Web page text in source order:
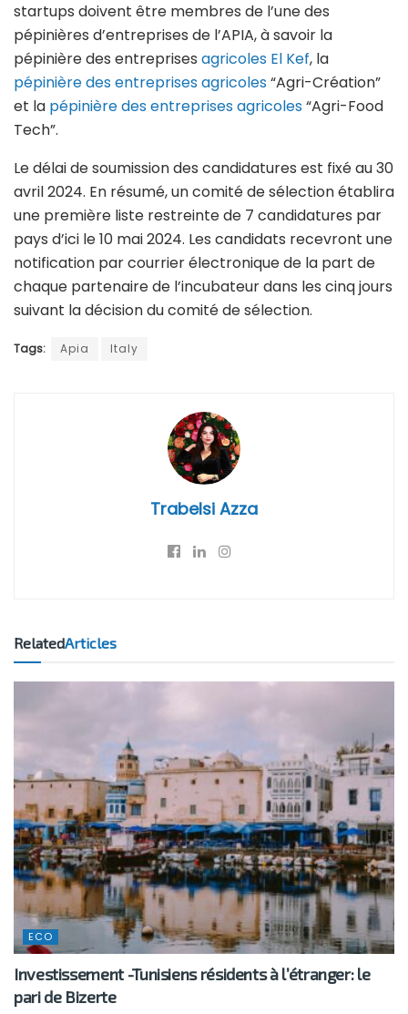
startups doivent être membres de l’une des
pépinières d’entreprises de l’APIA, à savoir la
pépinière des entreprises agricoles El Kef, la
pépinière des entreprises agricoles“Agri-Création”
et la pépinière des entreprises agricoles“Agri-Food
Tech”.
Le délai de soumission des candidatures est fixé au 30
avril 2024. En résumé, un comité de sélection établira
une première liste restreinte de 7 candidatures par
pays d’ici le 10 mai 2024. Les candidats recevront une
notification par courrier électronique de la part de
chaque partenaire de l’incubateur dans les cinq jours
suivant la décision du comité de sélection.
Tags: Apia Italy
Trabelsi Azza
RelatedArticles
ECO
Investissement -Tunisiens résidents à l’étranger: le
pari de Bizerte